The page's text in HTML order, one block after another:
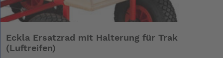
Eckla Ersatzrad mit Halterung für Trak
(Luftreifen)